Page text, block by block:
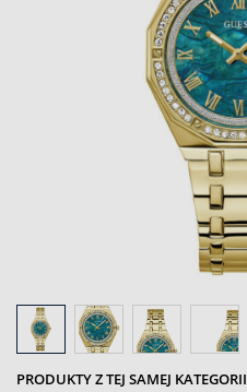
PRODUKTY Z TEJ SAMEJ KATEGORII